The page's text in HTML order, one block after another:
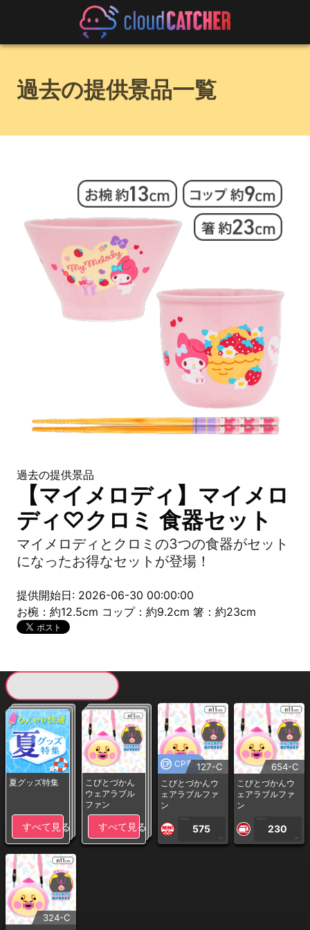
過去の提供景品一覧
過去の提供景品
【マイメロディ】マイメロ
ディ♡クロミ 食器セット
マイメロディとクロミの3つの食器がセット
になったお得なセットが登場！
提供開始日: 2026-06-30 00:00:00
お椀：約12.5cm コップ：約9.2cm 箸：約23cm
夏グッズ特集
すべて見る
こびとづかん
ウェアラブル
ファン
すべて見る
CP専用127-C
こびとづかんウ
ェアラブルファ
ン
1PLAY
575
CP
654-C
こびとづかんウ
ェアラブルファ
ン
1PLAY
230
CP
324-C